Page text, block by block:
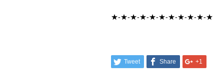
★-★-★-★-★-★-★-★-★-★-★
Tweet Share +1